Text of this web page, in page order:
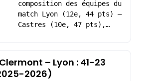
composition des équipes du
match Lyon (12e, 44 pts) –
Castres (10e, 47 pts),…
– Lyon : 41-23
2026)